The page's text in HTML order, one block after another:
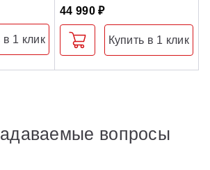
в 1 клик
44 990 ₽
Купить в 1 клик
вопросы